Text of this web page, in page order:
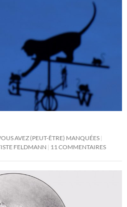
AVEZ (PEUT-ÊTRE) MANQUÉES
FELDMANN 11 COMMENTAIRES